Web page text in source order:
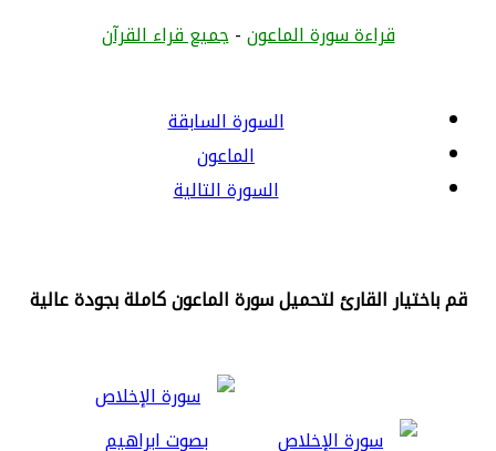
قراءة سورة الماعون-جميع قراء القرآن
السورة السابقة
الماعون
السورة التالية
قم باختيار القارئ لتحميل سورة الماعون كاملة بجودة عالية